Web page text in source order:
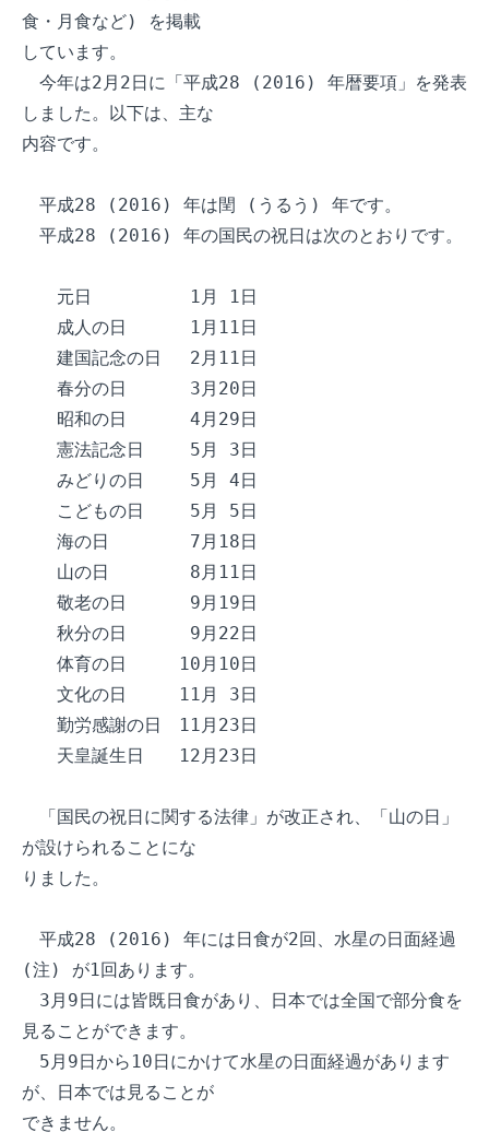
食・月食など) を掲載
しています。
今年は2月2日に「平成28 (2016) 年暦要項」を発表
しました。以下は、主な
内容です。
平成28 (2016) 年は閏 (うるう) 年です。
平成28 (2016) 年の国民の祝日は次のとおりです。
元日　　　　　 1月 1日
成人の日　　　 1月11日
建国記念の日　 2月11日
春分の日　　　 3月20日
昭和の日　　　 4月29日
憲法記念日　　 5月 3日
みどりの日　　 5月 4日
こどもの日　　 5月 5日
海の日　　　　 7月18日
山の日　　　　 8月11日
敬老の日　　　 9月19日
秋分の日　　　 9月22日
体育の日　　　10月10日
文化の日　　　11月 3日
勤労感謝の日　11月23日
天皇誕生日　　12月23日
「国民の祝日に関する法律」が改正され、「山の日」
が設けられることにな
りました。
平成28 (2016) 年には日食が2回、水星の日面経過
(注) が1回あります。
3月9日には皆既日食があり、日本では全国で部分食を
見ることができます。
5月9日から10日にかけて水星の日面経過があります
が、日本では見ることが
できません。